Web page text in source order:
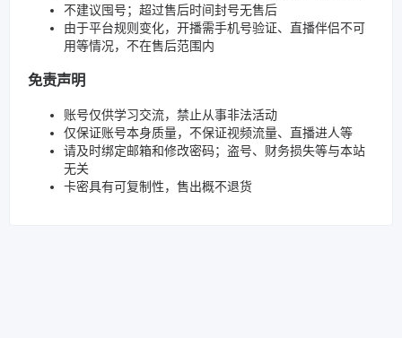
不建议囤号；超过售后时间封号无售后
由于平台规则变化，开播需手机号验证、直播伴侣不可
用等情况，不在售后范围内
免责声明
账号仅供学习交流，禁止从事非法活动
仅保证账号本身质量，不保证视频流量、直播进人等
请及时绑定邮箱和修改密码；盗号、财务损失等与本站
无关
卡密具有可复制性，售出概不退货